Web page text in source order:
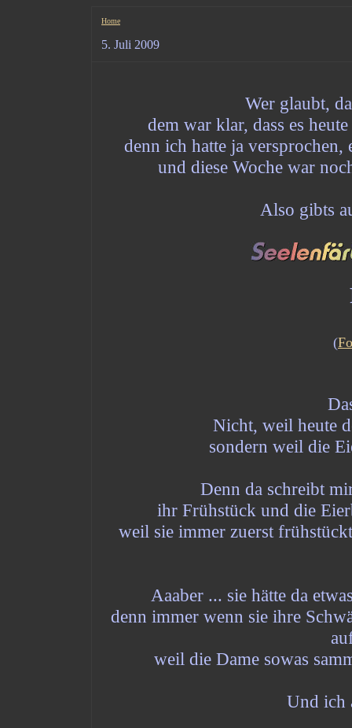
Home
5. Juli 2009
Wer glaubt,
dem war klar, dass es
denn ich hatte ja
und diese Woche war
Also gibts
(
Nicht, weil heute
sondern weil die
Denn da schreibt
ihr Frühstück und die
weil sie immer zuerst
Aaaber ... sie hätte da
denn immer wenn sie ihre
weil die Dame sowas
Und ich